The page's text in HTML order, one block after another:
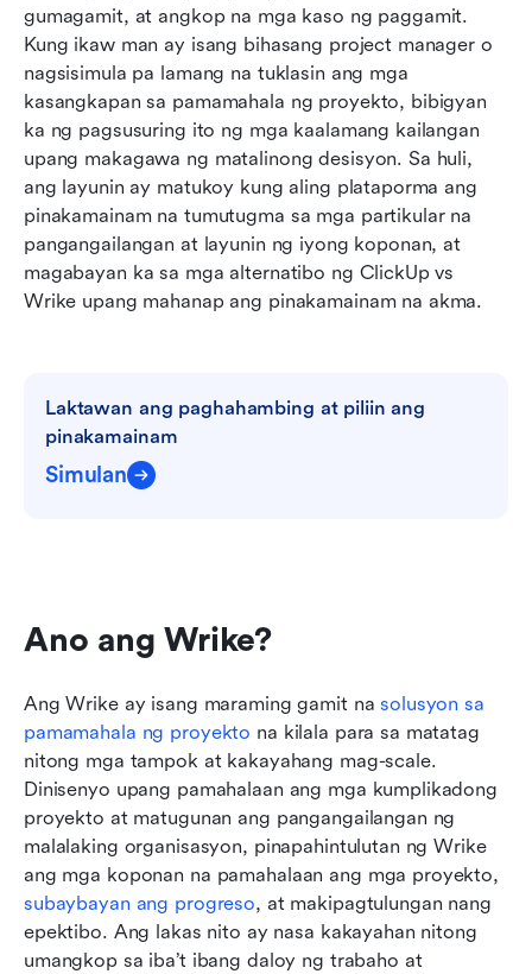
gumagamit, at angkop na mga kaso ng paggamit.
Kung ikaw man ay isang bihasang project manager o
nagsisimula pa lamang na tuklasin ang mga
kasangkapan sa pamamahala ng proyekto, bibigyan
ka ng pagsusuring ito ng mga kaalamang kailangan
upang makagawa ng matalinong desisyon. Sa huli,
ang layunin ay matukoy kung aling plataporma ang
pinakamainam na tumutugma sa mga partikular na
pangangailangan at layunin ng iyong koponan, at
magabayan ka sa mga alternatibo ng ClickUp vs
Wrike upang mahanap ang pinakamainam na akma.
Laktawan ang paghahambing at piliin ang
pinakamainam
Simulan
Ano ang Wrike?
Ang Wrike ay isang maraming gamit na solusyon sa
pamamahala ng proyekto na kilala para sa matatag
nitong mga tampok at kakayahang mag-scale.
Dinisenyo upang pamahalaan ang mga kumplikadong
proyekto at matugunan ang pangangailangan ng
malalaking organisasyon, pinapahintulutan ng Wrike
subaybayan ang progreso, at makipagtulungan nang
epektibo. Ang lakas nito ay nasa kakayahan nitong
umangkop sa iba’t ibang daloy ng trabaho at